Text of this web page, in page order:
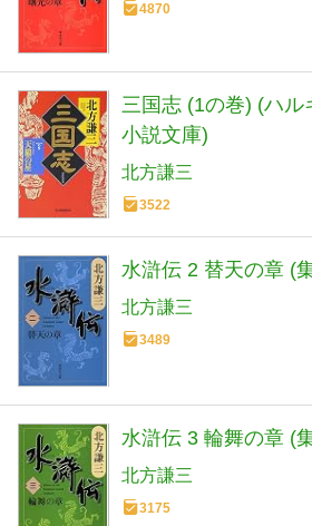
4870
三国志 (1の巻) (ハル
小説文庫)
北方謙三
3522
水滸伝 2 替天の章 (
北方謙三
3489
水滸伝 3 輪舞の章 (
北方謙三
3175